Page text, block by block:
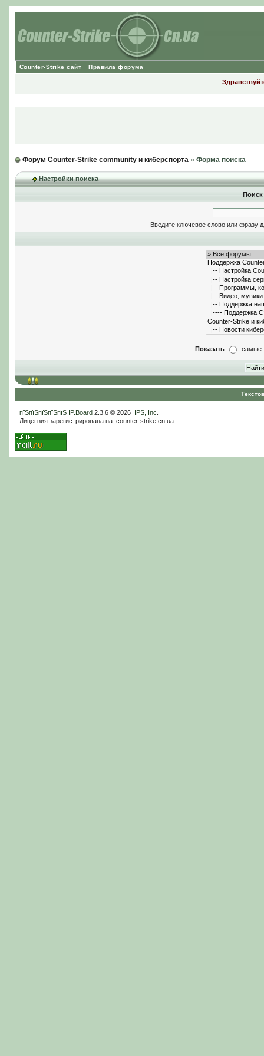
Counter-Strike сайт Правила форума
Форум Counter-Strike community и киберспорта» Форма поиска
Настройки поиска
Введите ключевое слово или фразу
Показать самые
пїЅпїЅпїЅпїЅпїЅ IP.Board2.3.6 © 2026 IPS, Inc
Лицензия зарегистрирована на: counter-strike.cn.ua